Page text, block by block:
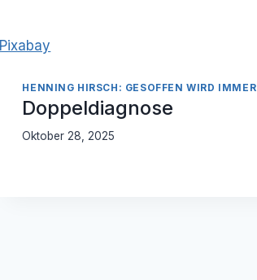
Pixabay
HENNING HIRSCH: GESOFFEN WIRD IMMER
Doppeldiagnose
Oktober 28, 2025